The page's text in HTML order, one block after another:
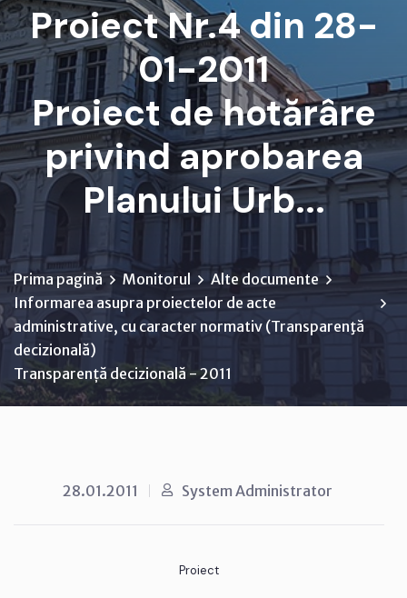
Proiect Nr.4 din 28-
01-2011
Proiect de hotărâre
privind aprobarea
Planului Urb...
Prima pagină Monitorul
Alte documente
Informarea asupra proiectelor de acte
administrative, cu caracter normativ (Transparenţă
decizională)
Transparență decizională - 2011
28.01.2011 System Administrator
Proiect